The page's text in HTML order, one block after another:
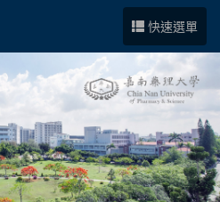
快速選單